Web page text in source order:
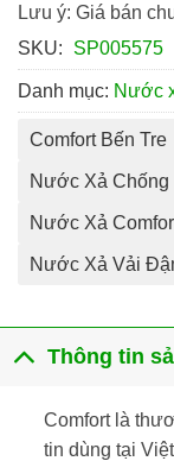
Lưu ý: Giá bán
SKU:
SP005575
Danh mục: Nước
Comfort Bến Tre
Nước Xả Chống
Nước Xả
Nước Xả Vải
Thông tin
Comfort là
tin dùng tại